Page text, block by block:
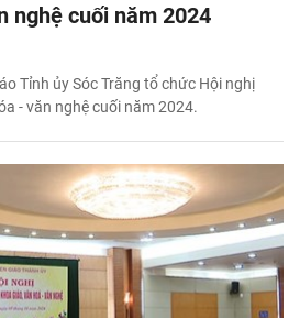
nghệ cuối năm 2024
Tỉnh ủy Sóc Trăng tổ chức Hội nghị
- văn nghệ cuối năm 2024.